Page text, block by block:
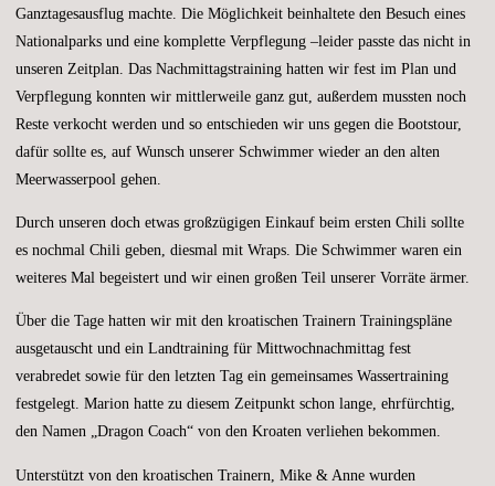
Ganztagesausflug machte. Die Möglichkeit beinhaltete den Besuch eines
Nationalparks und eine komplette Verpflegung –leider passte das nicht in
unseren Zeitplan. Das Nachmittagstraining hatten wir fest im Plan und
Verpflegung konnten wir mittlerweile ganz gut, außerdem mussten noch
Reste verkocht werden und so entschieden wir uns gegen die Bootstour,
dafür sollte es, auf Wunsch unserer Schwimmer wieder an den alten
Meerwasserpool gehen.
Durch unseren doch etwas großzügigen Einkauf beim ersten Chili sollte
es nochmal Chili geben, diesmal mit Wraps. Die Schwimmer waren ein
weiteres Mal begeistert und wir einen großen Teil unserer Vorräte ärmer.
Über die Tage hatten wir mit den kroatischen Trainern Trainingspläne
ausgetauscht und ein Landtraining für Mittwochnachmittag fest
verabredet sowie für den letzten Tag ein gemeinsames Wassertraining
festgelegt. Marion hatte zu diesem Zeitpunkt schon lange, ehrfürchtig,
den Namen „Dragon Coach“ von den Kroaten verliehen bekommen.
Unterstützt von den kroatischen Trainern, Mike & Anne wurden